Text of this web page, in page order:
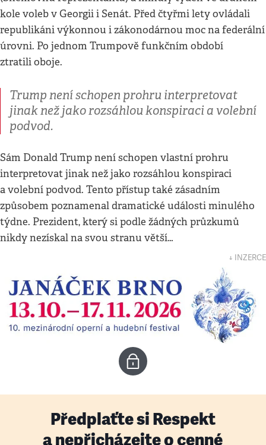
kole voleb v Georgii i Senát. Před čtyřmi lety ovládali
republikáni výkonnou i zákonodárnou moc na federální
úrovni. Po jednom Trumpově funkčním období
ztratili oboje.
Trump není schopen prohru interpretovat
jinak než jako rozsáhlou konspiraci a volební
podvod.
Sám Donald Trump není schopen vlastní prohru
interpretovat jinak než jako rozsáhlou konspiraci
a volební podvod. Tento přístup také zásadním
způsobem poznamenal dramatické události minulého
týdne. Prezident, který si podle žádných průzkumů
nikdy nezískal na svou stranu větší…
↓ INZERCE
Předplaťte si Respekt
a nepřicházejte o cenné